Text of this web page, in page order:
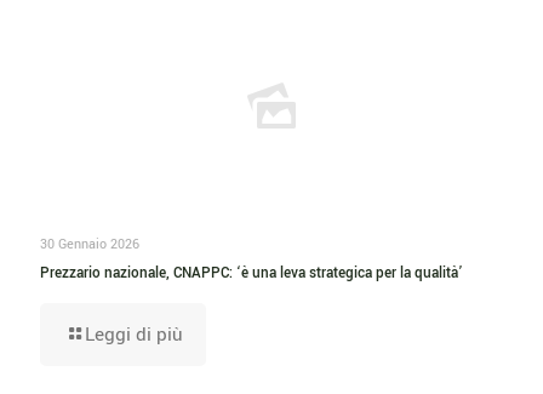
30 Gennaio 2026
Prezzario nazionale, CNAPPC: ‘è una leva strategica per la qualità’
Leggi di più